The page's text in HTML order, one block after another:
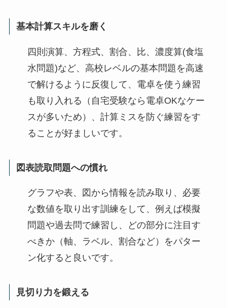
基本計算スキルを磨く
四則演算、方程式、割合、比、濃度算(食塩
水問題)など、高校レベルの基本問題を高速
で解けるように反復して、電卓を使う練習
も取り入れる（自宅受験なら電卓OKなケー
スが多いため）、計算ミスを防ぐ練習をす
ることが好ましいです。
図表読取問題への慣れ
グラフや表、図から情報を読み取り、必要
な数値を取り出す訓練をして、例えば模擬
問題や過去問で練習し、どの部分に注目す
べきか（軸、ラベル、割合など）をパター
ン化すると良いです。
見切り力を鍛える